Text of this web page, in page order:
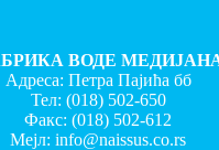
ВОДЕ
Адреса: Петра Пајића бб
Тел: (018) 502-650
Факс:(018) 502-612
Мејл:info@naissus.co.rs